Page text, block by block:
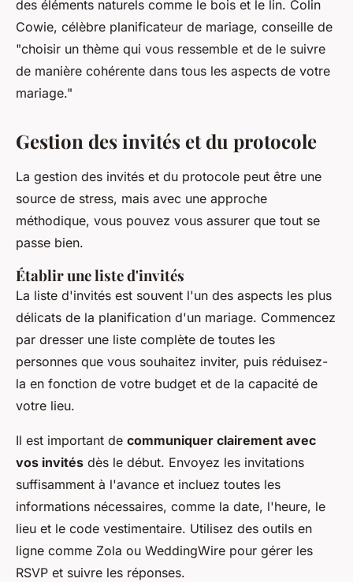
des éléments naturels comme le bois et le lin. Colin
Cowie, célèbre planificateur de mariage, conseille de
"choisir un thème qui vous ressemble et de le suivre
de manière cohérente dans tous les aspects de votre
mariage."
Gestion des invités et du protocole
La gestion des invités et du protocole peut être une
source de stress, mais avec une approche
méthodique, vous pouvez vous assurer que tout se
passe bien.
Établir une liste d'invités
La liste d'invités est souvent l'un des aspects les plus
délicats de la planification d'un mariage. Commencez
par dresser une liste complète de toutes les
personnes que vous souhaitez inviter, puis réduisez-
la en fonction de votre budget et de la capacité de
votre lieu.
Il est important de communiquer clairement avec
vos invités dès le début. Envoyez les invitations
suffisamment à l'avance et incluez toutes les
informations nécessaires, comme la date, l'heure, le
lieu et le code vestimentaire. Utilisez des outils en
ligne comme Zola ou WeddingWire pour gérer les
RSVP et suivre les réponses.